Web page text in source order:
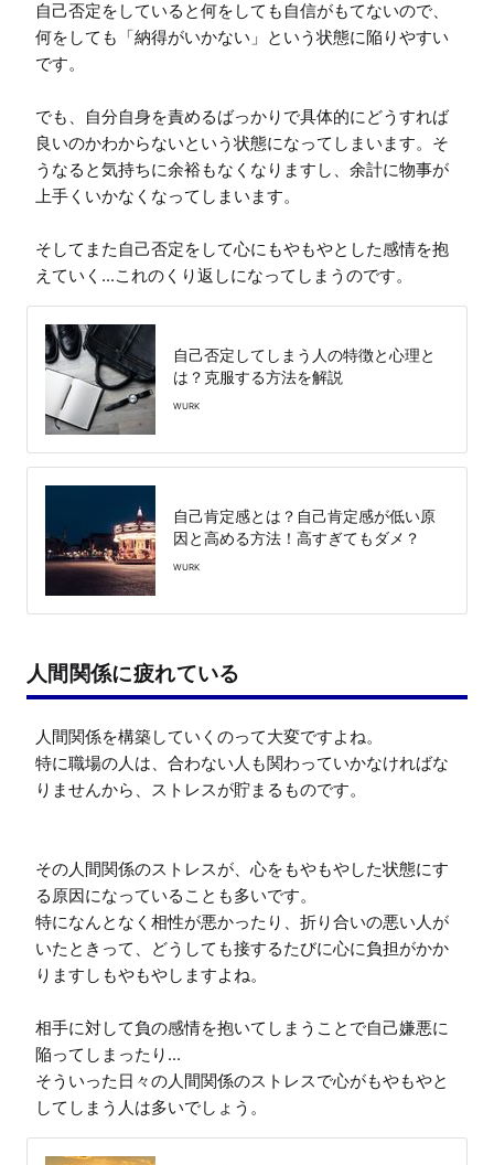
自己否定をしていると何をしても自信がもてないので、
何をしても「納得がいかない」という状態に陥りやすい
です。
でも、自分自身を責めるばっかりで具体的にどうすれば
良いのかわからないという状態になってしまいます。そ
うなると気持ちに余裕もなくなりますし、余計に物事が
上手くいかなくなってしまいます。
そしてまた自己否定をして心にもやもやとした感情を抱
えていく...これのくり返しになってしまうのです。
自己否定してしまう人の特徴と心理と
は？克服する方法を解説
WURK
自己肯定感とは？自己肯定感が低い原
因と高める方法！高すぎてもダメ？
WURK
人間関係に疲れている
人間関係を構築していくのって大変ですよね。
特に職場の人は、合わない人も関わっていかなければな
りませんから、ストレスが貯まるものです。
その人間関係のストレスが、心をもやもやした状態にす
る原因になっていることも多いです。
特になんとなく相性が悪かったり、折り合いの悪い人が
いたときって、どうしても接するたびに心に負担がかか
りますしもやもやしますよね。
相手に対して負の感情を抱いてしまうことで自己嫌悪に
陥ってしまったり...
そういった日々の人間関係のストレスで心がもやもやと
してしまう人は多いでしょう。